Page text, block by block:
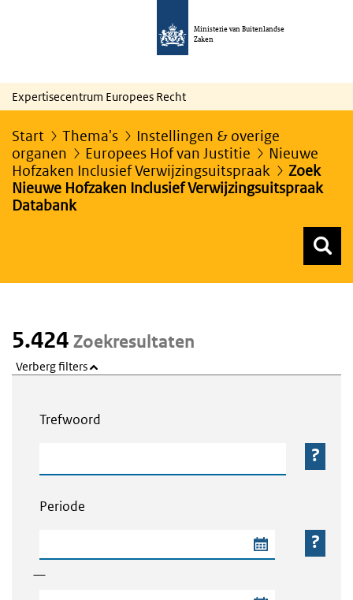
Ministerie van Buitenlandse
Zaken
Expertisecentrum Europees Recht
Start Thema's
Instellingen & overige
organen
Europees Hof van Justitie
Nieuwe
Hofzaken Inclusief Verwijzingsuitspraak
Zoek
Nieuwe Hofzaken Inclusief Verwijzingsuitspraak
Databank
5.424 Zoekresultaten
Verberg filters
Trefwoord
Periode
—